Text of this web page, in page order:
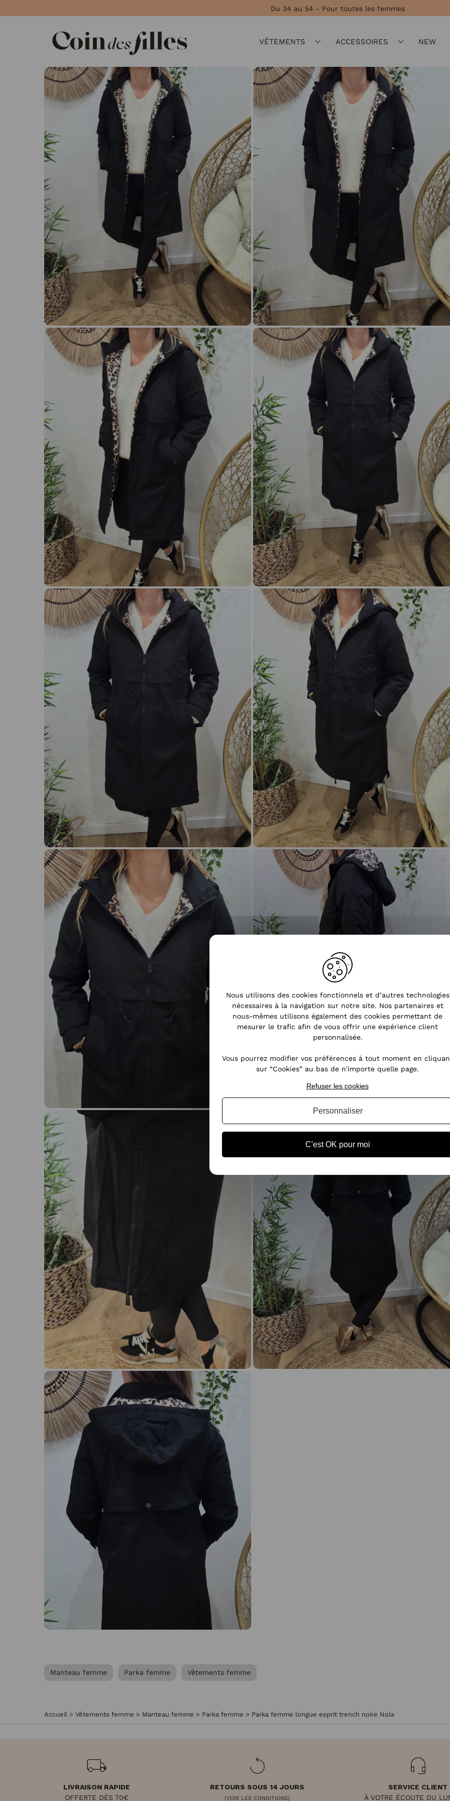
Du 34 au 54 - Pour toutes les femmes
VÊTEMENTS ACCESSOIRES NEW
Manteau femme Parka femme Vêtements femme
Accueil > Vêtements femme > Manteau femme > Parka femme > Parka femme longue esprit trench noire Nola
LIVRAISON RAPIDE
OFFERTE DÈS 70€
RETOURS SOUS 14 JOURS
(VOIR LES CONDITIONS)
SERVICE CLIENT
À VOTRE ÉCOUTE DU
Nous utilisons des cookies fonctionnels et d’autres technologies
nécessaires à la navigation sur notre site. Nos partenaires et
nous-mêmes utilisons également des cookies permettant de
mesurer le trafic afin de vous offrir une expérience client
personnalisée.
Vous pourrez modifier vos préférences à tout moment en
sur “Cookies” au bas de n'importe quelle page.
C'est OK pour moi
Refuser les cookies
Personnaliser